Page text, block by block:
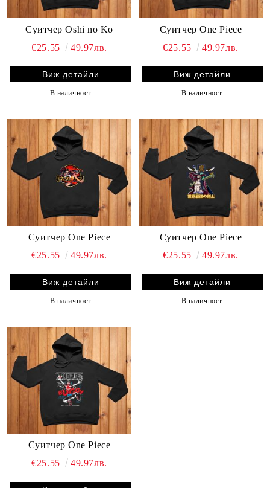
Суитчер Oshi no Ko
€25.55
49.97лв.
Виж детайли
В наличност
Суитчер One Piece
€25.55
49.97лв.
Виж детайли
В наличност
Суитчер One Piece
€25.55
49.97лв.
Виж детайли
В наличност
Суитчер One Piece
€25.55
49.97лв.
Виж детайли
В наличност
Суитчер One Piece
€25.55
49.97лв.